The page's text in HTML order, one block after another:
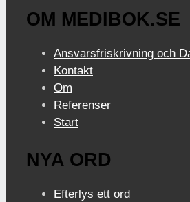
OM MEDIBOK.SE
Ansvarsfriskrivning och
Kontakt
Om
Referenser
Start
NYA ORD
Efterlys ett ord